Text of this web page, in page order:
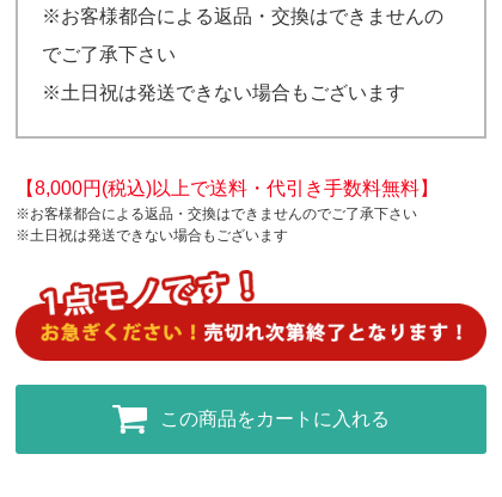
※お客様都合による返品・交換はできませんの
でご了承下さい
※土日祝は発送できない場合もございます
【8,000円(税込)以上で送料・代引き手数料無料】
※お客様都合による返品・交換はできませんのでご了承下さい
※土日祝は発送できない場合もございます
この商品をカートに入れる